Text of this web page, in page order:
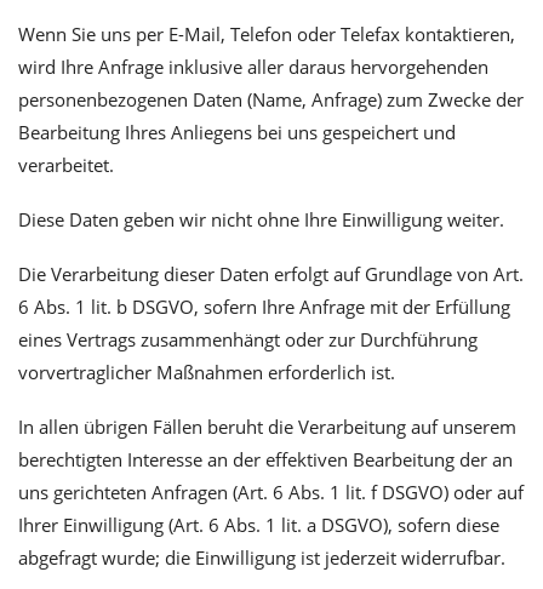
Wenn Sie uns per E-Mail, Telefon oder Telefax kontaktieren,
wird Ihre Anfrage inklusive aller daraus hervorgehenden
personenbezogenen Daten (Name, Anfrage) zum Zwecke der
Bearbeitung Ihres Anliegens bei uns gespeichert und
verarbeitet.
Diese Daten geben wir nicht ohne Ihre Einwilligung weiter.
Die Verarbeitung dieser Daten erfolgt auf Grundlage von Art.
6 Abs. 1 lit. b DSGVO, sofern Ihre Anfrage mit der Erfüllung
eines Vertrags zusammenhängt oder zur Durchführung
vorvertraglicher Maßnahmen erforderlich ist.
In allen übrigen Fällen beruht die Verarbeitung auf unserem
berechtigten Interesse an der effektiven Bearbeitung der an
uns gerichteten Anfragen (Art. 6 Abs. 1 lit. f DSGVO) oder auf
Ihrer Einwilligung (Art. 6 Abs. 1 lit. a DSGVO), sofern diese
abgefragt wurde; die Einwilligung ist jederzeit widerrufbar.